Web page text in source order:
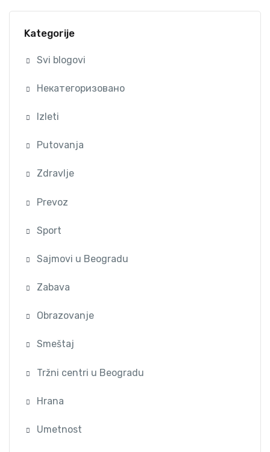
Kategorije
Svi blogovi
Некатегоризовано
Izleti
Putovanja
Zdravlje
Prevoz
Sport
Sajmovi u Beogradu
Zabava
Obrazovanje
Smeštaj
Tržni centri u Beogradu
Hrana
Umetnost